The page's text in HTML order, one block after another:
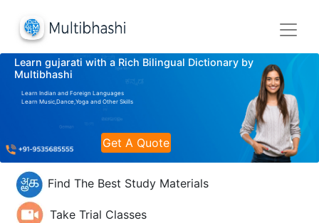
Learn gujarati with a Rich Bilingual Dictionary by
Multibhashi
Learn Indian and Foreign Languages
Learn Music,Dance,Yoga and Other Skills
Get A Quote
Find The Best Study Materials
Take Trial Classes